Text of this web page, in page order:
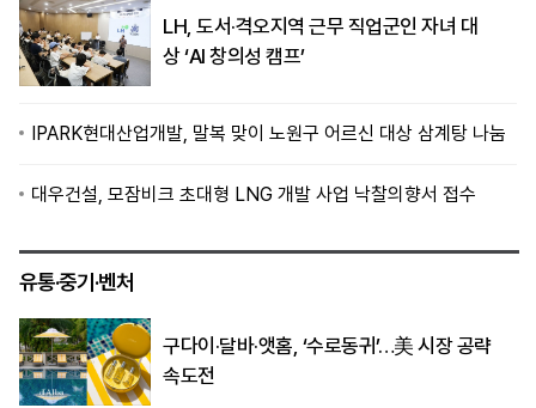
LH, 도서·격오지역 근무 직업군인 자녀 대
상 ‘AI 창의성 캠프’
IPARK현대산업개발, 말복 맞이 노원구 어르신 대상 삼계탕 나눔
대우건설, 모잠비크 초대형 LNG 개발 사업 낙찰의향서 접수
유통·중기·벤처
구다이·달바·앳홈, ‘수로동귀’…美 시장 공략
속도전